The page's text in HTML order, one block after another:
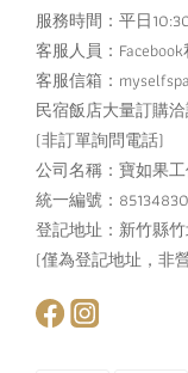
服務時間：平日
客服人員：
客服信箱：
民宿飯店大量訂購
(非訂單詢問電話)
公司名稱：寶如果
統一編號：85134830
登記地址：新竹縣
(僅為登記地址，非